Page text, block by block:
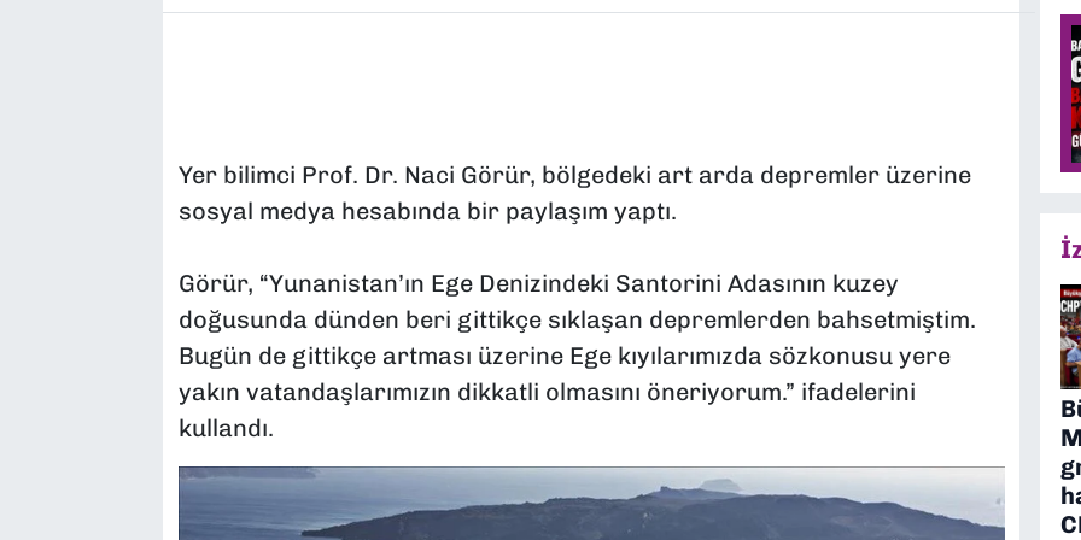
Yer bilimci Prof. Dr. Naci Görür, bölgedeki art arda depremler üzerine
sosyal medya hesabında bir paylaşım yaptı.
Görür, “Yunanistan’ın Ege Denizindeki Santorini Adasının kuzey
doğusunda dünden beri gittikçe sıklaşan depremlerden bahsetmiştim.
Bugün de gittikçe artması üzerine Ege kıyılarımızda sözkonusu yere
yakın vatandaşlarımızın dikkatli olmasını öneriyorum.” ifadelerini
kullandı.